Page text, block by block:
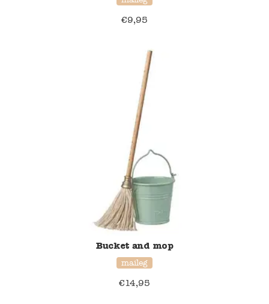
€9,95
Bucket and mop
maileg
€14,95